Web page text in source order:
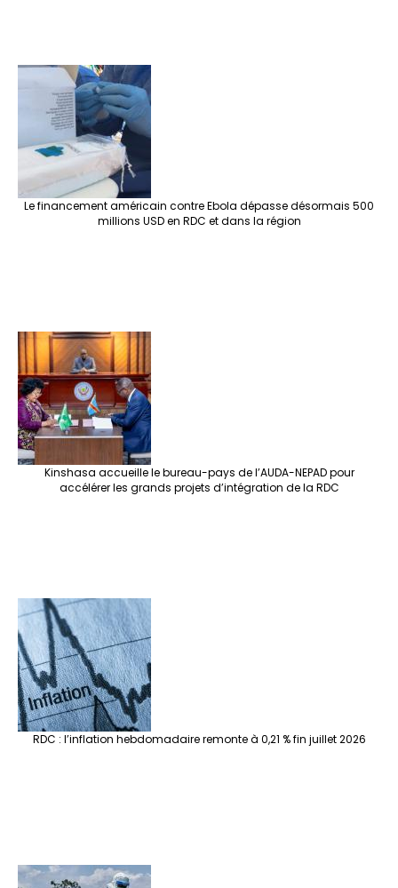
Le financement américain contre Ebola dépasse désormais 500
millions USD en RDC et dans la région
Kinshasa accueille le bureau-pays de l’AUDA-NEPAD pour
accélérer les grands projets d’intégration de la RDC
RDC : l’inflation hebdomadaire remonte à 0,21 % fin juillet 2026